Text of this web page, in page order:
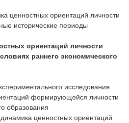
ценностных ориентаций личности
исторические периоды
ориентаций личности
раннего экономического
исследования
формирующейся личности
образования
ценностных ориентаций